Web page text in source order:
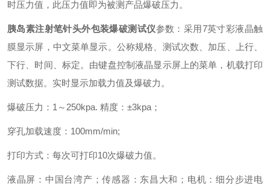
时压力值，此压力值即为被测产品爆破压力。
胰岛素注射笔针头外包装爆破测试仪参数：采用7英寸彩液晶触
膜显示屏，中文菜单显示。公称规格、测试次数、加压、上行、
下行、时间、标定。由键盘控制液晶显示屏上的菜单，机载打印
测试数据。实时显示加载力值及爆破力。
爆破压力：1～250kpa. 精度：±3kpa；
穿孔加载速度：100mm/min;
打印方式：每次可打印10次爆破力值。
液晶屏：中国台湾产；传感器：东昌大和；电机：细分步进电